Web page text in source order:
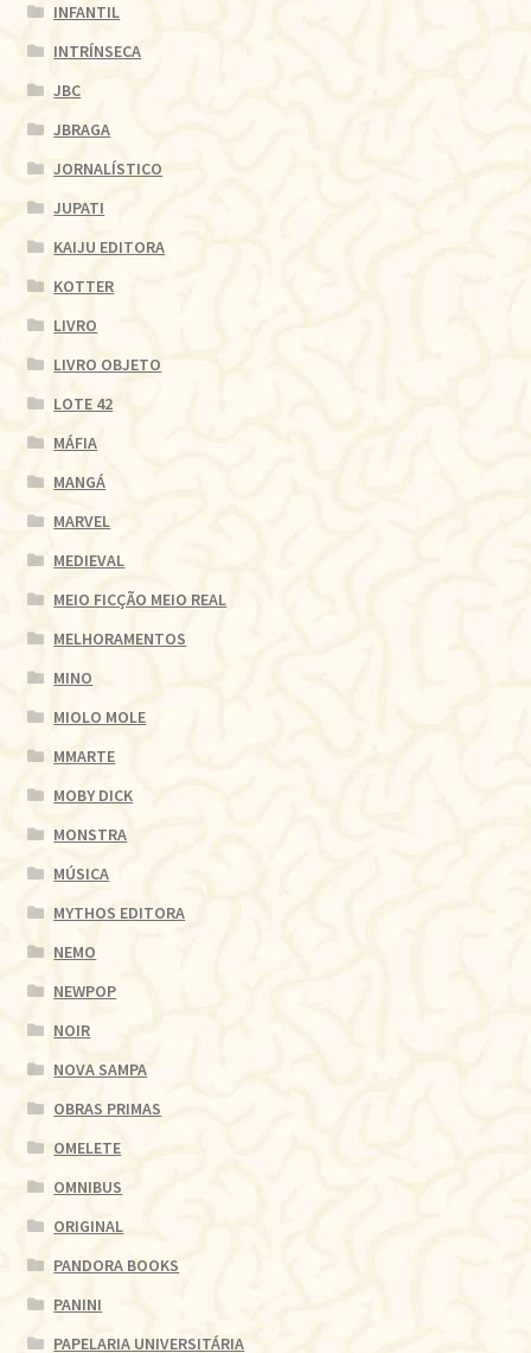
INFANTIL
INTRÍNSECA
JBC
JBRAGA
JORNALÍSTICO
JUPATI
KAIJU EDITORA
KOTTER
LIVRO
LIVRO OBJETO
LOTE 42
MÁFIA
MANGÁ
MARVEL
MEDIEVAL
MEIO FICÇÃO MEIO REAL
MELHORAMENTOS
MINO
MIOLO MOLE
MMARTE
MOBY DICK
MONSTRA
MÚSICA
MYTHOS EDITORA
NEMO
NEWPOP
NOIR
NOVA SAMPA
OBRAS PRIMAS
OMELETE
OMNIBUS
ORIGINAL
PANDORA BOOKS
PANINI
PAPELARIA UNIVERSITÁRIA